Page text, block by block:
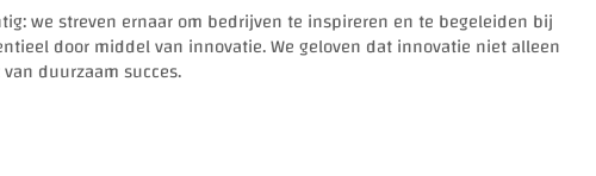
we streven ernaar om bedrijven te inspireren en te begeleiden bij
door middel van innovatie. We geloven dat innovatie niet alleen
duurzaam succes.